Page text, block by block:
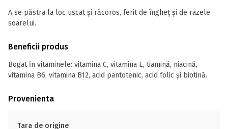
A se păstra la loc uscat și răcoros, ferit de îngheț și de razele
soarelui.
Beneficii produs
Bogat ȋn vitaminele: vitamina C, vitamina E, tiamină, niacină,
vitamina B6, vitamina B12, acid pantotenic, acid folic și biotină.
Provenienta
Tara de origine